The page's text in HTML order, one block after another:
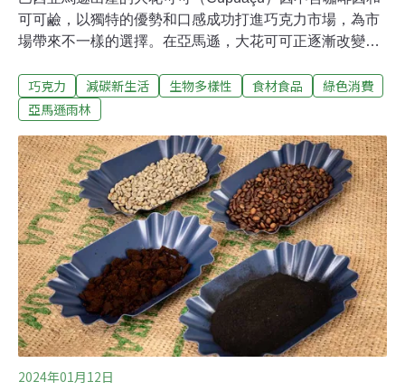
可可鹼，以獨特的優勢和口感成功打進巧克力市場，為市
場帶來不一樣的選擇。在亞馬遜，大花可可正逐漸改變當
業革命。喜歡吃巧克力，卻擔心有咖啡因或可可鹼嗎？或
許可以試試巴西常見的作物大花可可（Cupuaçu，學名
Cupulate巧克力，不僅不含鹼性物質和咖啡因、營養價值
高，還可以拯救雨林！無咖啡因的可可豆，亞馬遜的驕
傲！巴西亞馬遜原產的大花可可，正逐漸改變當地的經濟
模式，為全球巧克力市場帶來不一樣的選擇。大花可可是
可可的親戚，和可可樹（學名：Theobroma cacao）同屬
梧桐科小喬木。大花可可有著咖啡色橢圓形的果實，果實
可作為食物、加進食品裡，提煉成大花可可油、製成巧克
力，可以加工成至少25種不同的產品，用途相當廣泛。
巧克力 減碳新生活 生物多樣性 食材食品
綠色消費
亞馬遜雨林
2024年01月12日